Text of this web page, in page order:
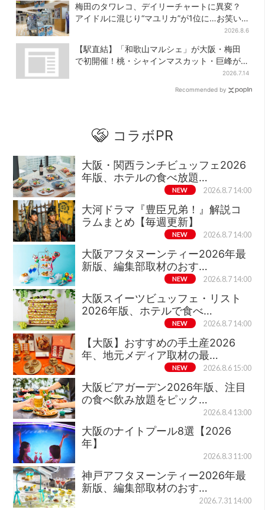
梅田のタワレコ、デイリーチャートに異変？
アイドルに混じり“マユリカ”が1位に…お笑い
2026.8.6
【駅直結】「和歌山マルシェ」が大阪・梅田
で初開催！桃・シャインマスカット・巨峰が
2026.7.14
Recommended by
コラボPR
大阪・関西ランチビュッフェ2026
年版、ホテルの食べ放題…
NEW 2026.8.7 14:00
大河ドラマ『豊臣兄弟！』解説コ
ラムまとめ【毎週更新】
NEW 2026.8.7 14:00
大阪アフタヌーンティー2026年最
新版、編集部取材のおす…
NEW 2026.8.7 14:00
大阪スイーツビュッフェ・リスト
2026年版、ホテルで食べ…
NEW 2026.8.7 14:00
【大阪】おすすめの手土産2026
年、地元メディア取材の最…
NEW 2026.8.6 15:00
大阪ビアガーデン2026年版、注目
の食べ飲み放題をピック…
2026.8.4 13:00
大阪のナイトプール8選【2026
年】
2026.8.3 11:00
神戸アフタヌーンティー2026年最
新版、編集部取材のおす…
2026.7.31 14:00